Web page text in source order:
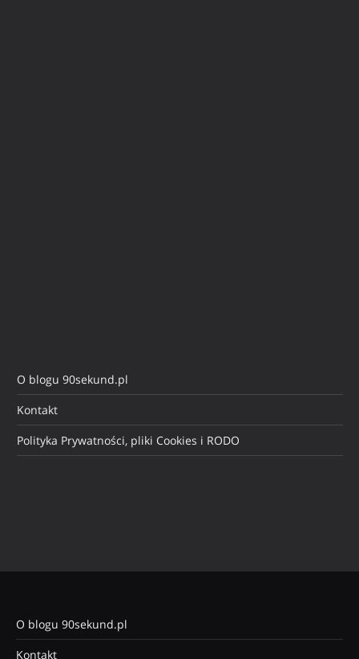
O blogu 90sekund.pl
Kontakt
Polityka Prywatności, pliki Cookies i RODO
O blogu 90sekund.pl
Kontakt